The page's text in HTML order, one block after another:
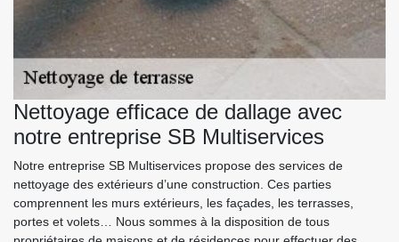
Nettoyage efficace de dallage avec
notre entreprise SB Multiservices
Notre entreprise SB Multiservices propose des services de
nettoyage des extérieurs d’une construction. Ces parties
comprennent les murs extérieurs, les façades, les terrasses,
portes et volets… Nous sommes à la disposition de tous